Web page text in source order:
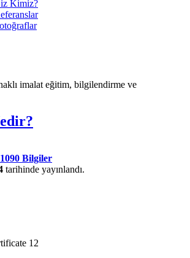
Kimiz?
imalat eğitim, bilgilendirme ve
Bilgiler
tarihinde yayınlandı.